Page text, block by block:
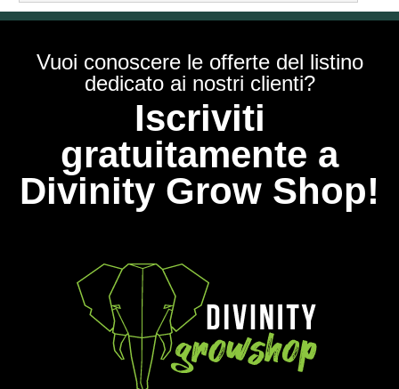
Vuoi conoscere le offerte del listino
dedicato ai nostri clienti?
Iscriviti
gratuitamente a
Divinity Grow Shop!